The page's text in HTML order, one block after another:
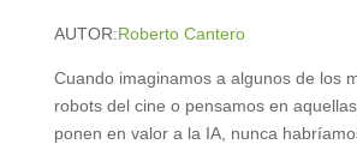
AUTOR:Roberto Cantero
Cuando imaginamos a algunos de los
robots del cine o pensamos en
ponen en valor a la IA, nunca